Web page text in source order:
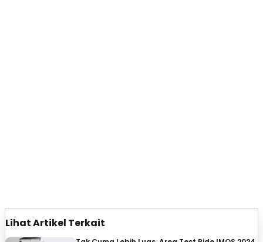
Lihat Artikel Terkait